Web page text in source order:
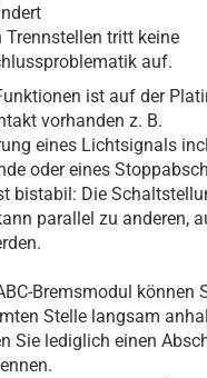
Trennstellen tritt keine
auf.
ist auf der
vorhanden z. B.
eines Lichtsignals
oder eines
bistabil: Die
parallel zu anderen,
Bremsmodul können
Stelle langsam
Sie lediglich einen